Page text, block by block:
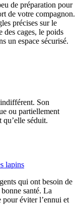
de préparation pour
de votre compagnon.
précises sur le
des cages, le poids
un espace sécurisé.
Son
ou partiellement
séduit.
lapins
qui ont besoin de
santé. La
pour éviter l’ennui et